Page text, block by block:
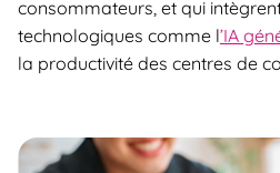
consommateurs, et qui
technologiques comme l’IA
la productivité des centres de